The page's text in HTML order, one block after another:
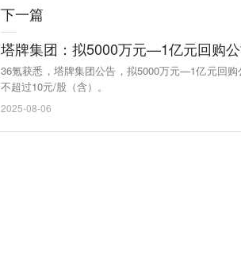
下一篇
塔牌集团：拟5000万元—1亿元回购
36氪获悉，塔牌集团公告，拟5000万元—1亿元回
不超过10元/股（含）。
2025-08-06